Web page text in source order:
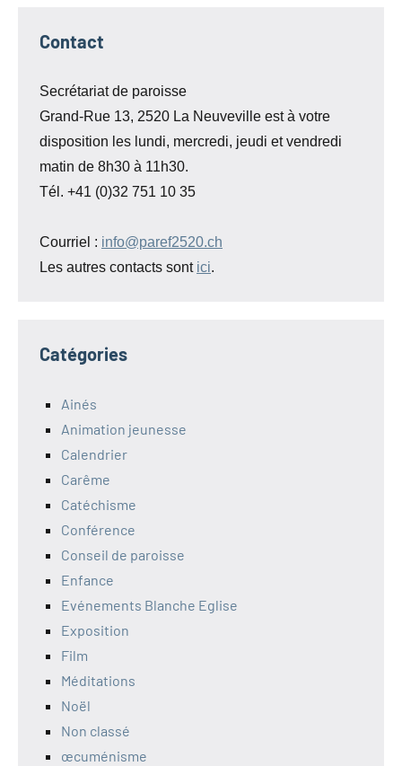
Contact
Secrétariat de paroisse
Grand-Rue 13, 2520 La Neuveville est à votre
disposition les lundi, mercredi, jeudi et vendredi
matin de 8h30 à 11h30.
Tél. +41 (0)32 751 10 35
Courriel : info@paref2520.ch
Les autres contacts sont ici.
Catégories
Ainés
Animation jeunesse
Calendrier
Carême
Catéchisme
Conférence
Conseil de paroisse
Enfance
Evénements Blanche Eglise
Exposition
Film
Méditations
Noël
Non classé
œcuménisme